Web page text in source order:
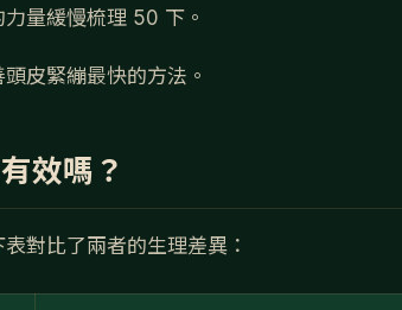
量緩慢梳理 50 下。
皮緊繃最快的方法。
效嗎？
對比了兩者的生理差異：